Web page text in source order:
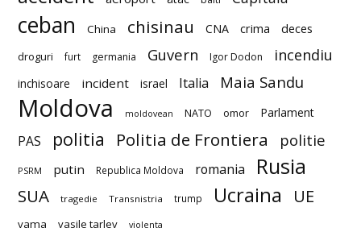
ceban China chisinau CNA crima deces
droguri furt germania Guvern Igor Dodon incendiu
inchisoare incident israel Italia Maia Sandu
Moldova moldovean NATO omor Parlament
PAS politia Politia de Frontiera politie
PSRM putin Republica Moldova romania Rusia
SUA tragedie Transnistria trump Ucraina UE
vama vasile tarlev violenta